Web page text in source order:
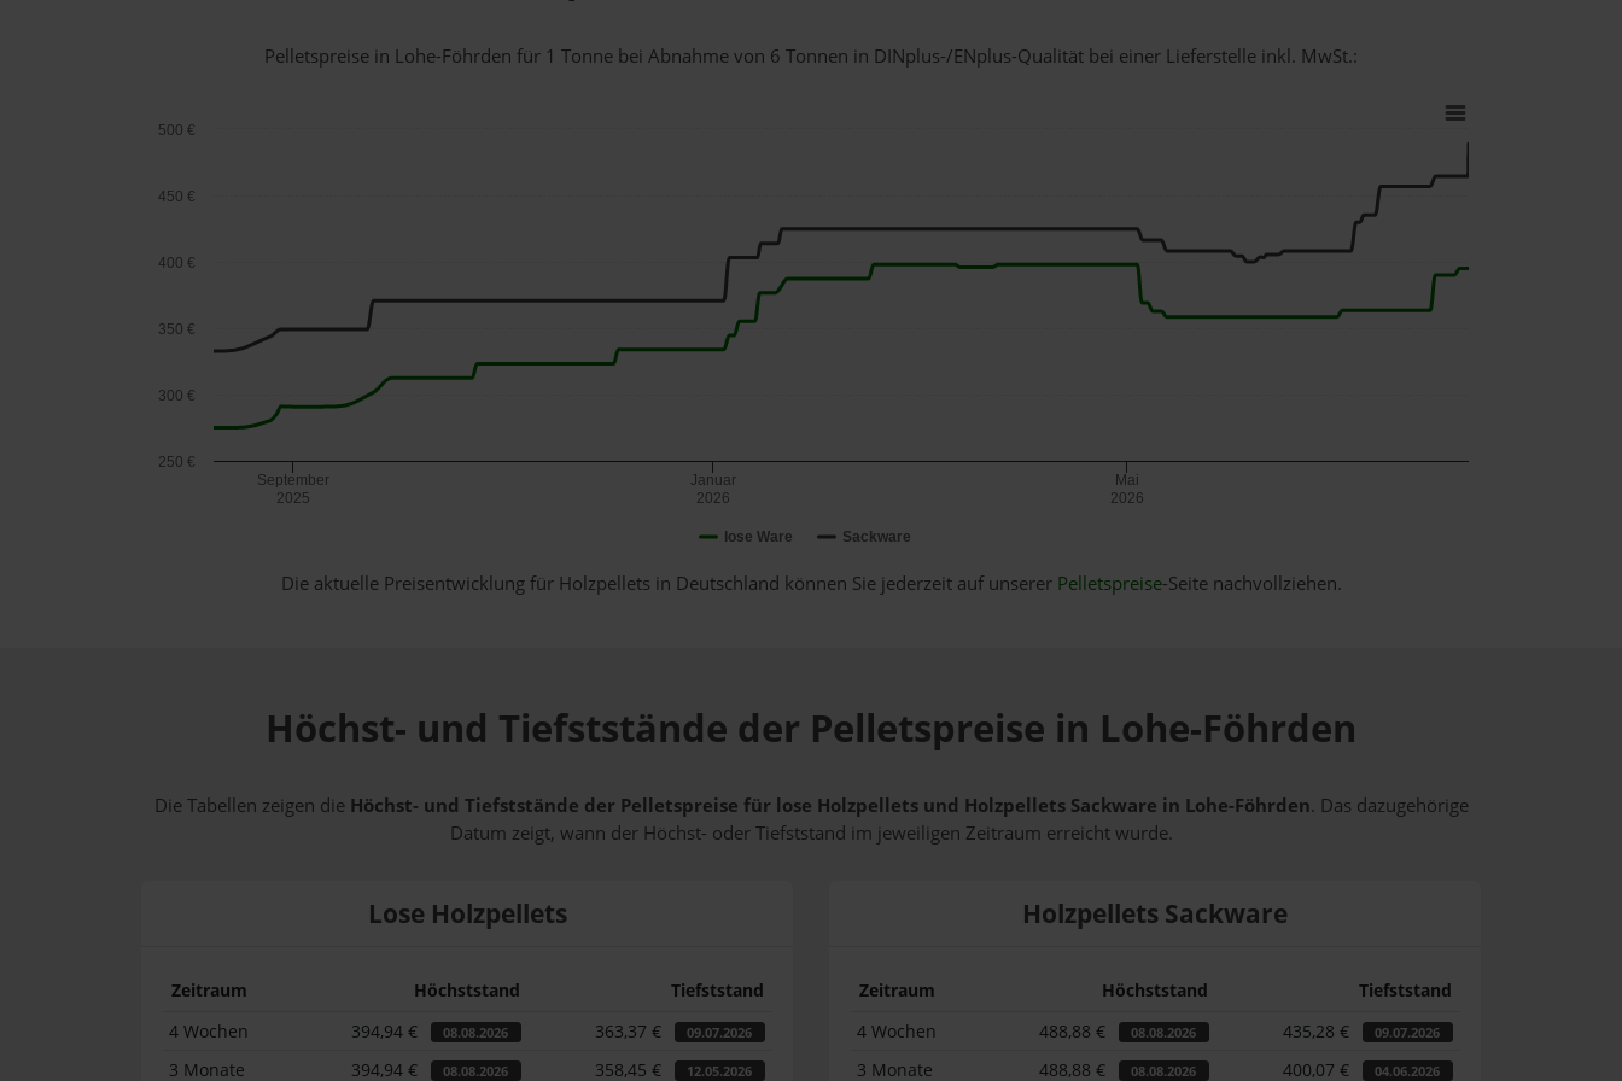
Pelletspreise in Lohe-Föhrden für 1 Tonne bei Abnahmevon 6 Tonnen in DINplus-/ENplus-Qualität bei einer Lieferstelle inkl. MwSt.:
lose Ware Sackware
September
2025
Januar
2026
Mai
2026
250 €
300 €
350 €
400 €
450 €
500 €
Die aktuelle Preisentwicklung für Holzpellets in Deutschland können Sie jederzeit auf unserer Pelletspreise-Seite nachvollziehen.
Höchst- und Tiefststände der Pelletspreise in Lohe-Föhrden
Die Tabellen zeigen die Höchst- und Tiefststände der Pelletspreise für lose Holzpellets und Holzpellets Sackware in Lohe-Föhrden. Das dazugehörige
Datum zeigt, wann der Höchst- oder Tiefststand im jeweiligen Zeitraum erreicht wurde.
Lose Holzpellets
Zeitraum Höchststand
Tiefststand
4 Wochen
394,94 € 08.08.2026 363,37 € 09.07.2026
3 Monate 394,94 € 08.08.2026 358,45 € 12.05.2026
Holzpellets Sackware
Zeitraum Höchststand
Tiefststand
4 Wochen
488,88 € 08.08.2026 435,28 € 09.07.2026
3 Monate 488,88 € 08.08.2026 400,07 € 04.06.2026